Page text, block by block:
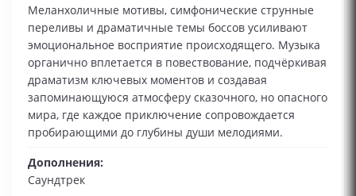
Меланхоличные мотивы, симфонические струнные
переливы и драматичные темы боссов усиливают
эмоциональное восприятие происходящего. Музыка
органично вплетается в повествование, подчёркивая
драматизм ключевых моментов и создавая
запоминающуюся атмосферу сказочного, но опасного
мира, где каждое приключение сопровождается
пробирающими до глубины души мелодиями.
Дополнения:
Саундтрек